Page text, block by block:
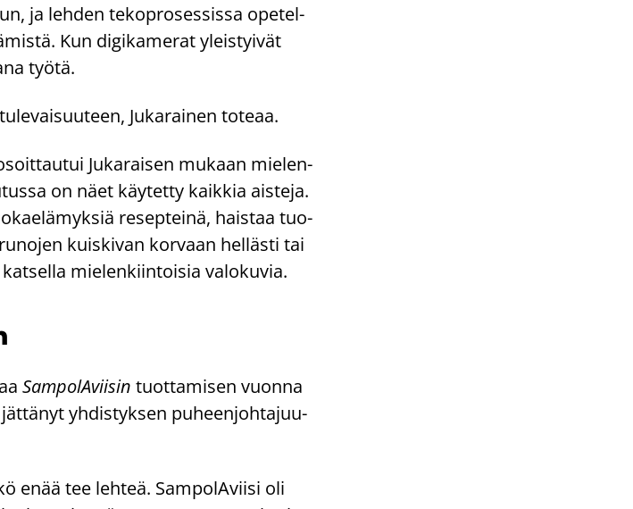
ja leh­den te­ko­pro­ses­sis­sa ope­tel­
Kun di­gi­ka­me­rat yleis­tyi­vät
työtä.
Ju­ka­rai­nen to­te­aa.
Ju­ka­rai­sen mu­kaan mie­len­
on näet käy­tet­ty kaik­kia ais­te­ja.
re­sep­tei­nä, hais­taa tuo­
kuis­ki­van kor­vaan hel­läs­ti tai
mie­len­kiin­toi­sia va­lo­ku­via.
Sam­po­lA­vii­sin tuot­ta­mi­sen vuon­na
jät­tä­nyt yh­dis­tyk­sen pu­heen­joh­ta­juu­
enää tee leh­teä. Sam­po­lA­vii­si oli